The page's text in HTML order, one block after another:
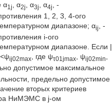
α1j, α2j, α3j, α4j, -
1, 2, 3, 4-ого
диапазоне; αij
, -
i-ого
диапазоне. Если |
ij02max, где ψτ01jmax, ψij02min
допустимое максимальное
предельно допустимое
вторых критериев
НиМЭМС в j-ом